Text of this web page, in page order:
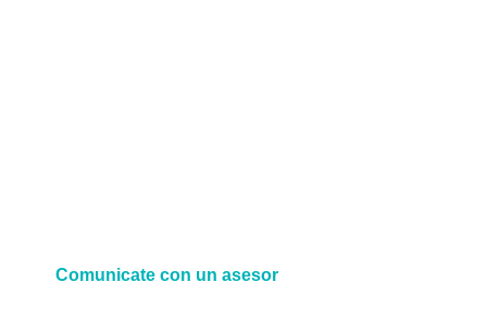
Comunicate con un asesor